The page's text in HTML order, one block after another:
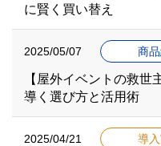
に賢く買い替え
2025/05/07 商
【屋外イベントの救世
導く選び方と活用術
2025/04/21 導